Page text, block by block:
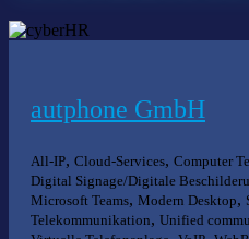
autphone GmbH
All-IP, Cloud-Services, Computer
Digital Signage/Digitale
Microsoft Teams, Modern Desktop,
Telekommunikation, Unified